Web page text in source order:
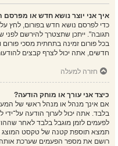
איך אני יוצר נושא חדש או מפרסם
כדי לפרסם נושא חדש בפורום, לחץ
תגובה". ייתכן שתצטרך להירשם
בכל פורום זמינה בתחתית מסכי
חדשים, אתה יכול לצרף קבצים
חזרה למעלה
כיצד אני עורך או מוחק הודעה?
אם אינך מנהל או מנהל ראשי של
בלבד. אתה יכול לערוך הודעה
לפעמים לזמן מוגבל בלבד לאחר
תמצא תוספת קטנה של טקסט
רושם את מספר הפעמים שערכת